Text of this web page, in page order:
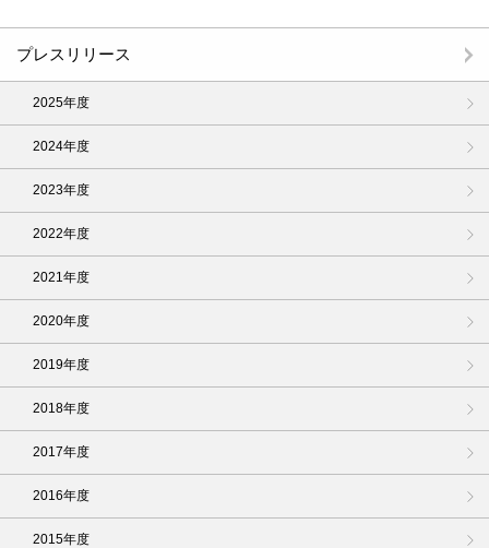
プレスリリース
2025年度
2024年度
2023年度
2022年度
2021年度
2020年度
2019年度
2018年度
2017年度
2016年度
2015年度